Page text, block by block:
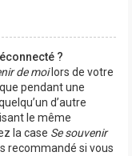
?
de moilors de votre
pendant une
d’autre
le même
la case Se souvenir
recommandé si vous